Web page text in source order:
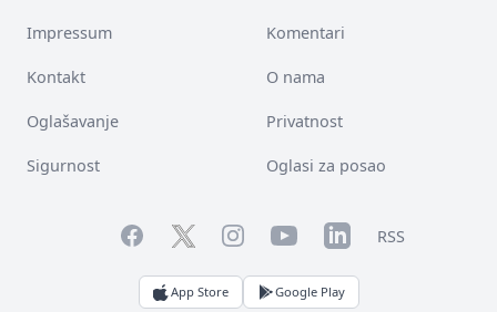
Impressum Komentari
Kontakt O nama
Oglašavanje Privatnost
Sigurnost Oglasi za posao
FacebookTwitterInstagramYouTubeLinkedInRSS
App Store Google Play